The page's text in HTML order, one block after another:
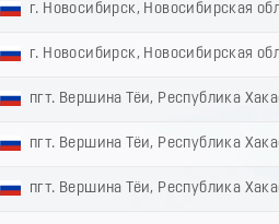
г. Новосибирск, Новосибирская
г. Новосибирск, Новосибирская
пгт. Вершина Тёи, Республика
пгт. Вершина Тёи, Республика
пгт. Вершина Тёи, Республика